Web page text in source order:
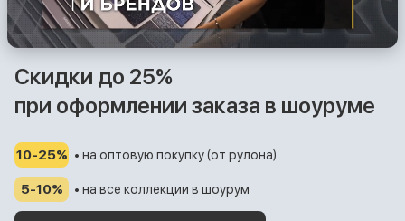
Скидки до 25%
при оформлении заказа в шоуруме
10-25% • на оптовую покупку (от рулона)
5-10% • на все коллекции в шоурум